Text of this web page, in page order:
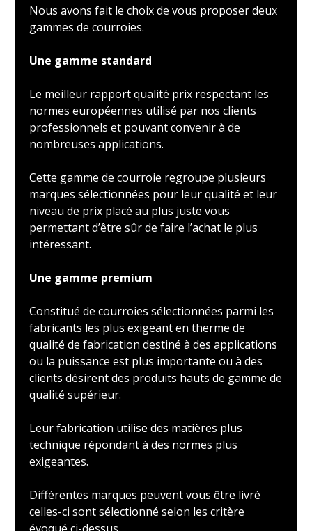
Nous avons fait le choix de vous proposer deux
gammes de courroies.
Une gamme standard
Le meilleur rapport qualité prix respectant les
normes européennes utilisé par nos clients
professionnels et pouvant convenir à de
nombreuses applications.
Cette gamme de courroie regroupe plusieurs
marques sélectionnées pour leur qualité et leur
niveau de prix placé au plus juste vous
permettant d’être sûr de faire l’achat le plus
intéressant.
Une gamme premium
Constitué de courroies sélectionnées parmi les
fabricants les plus exigeant en therme de
qualité de fabrication destiné à des applications
ou la puissance est plus importante ou à des
clients désirent des produits hauts de gamme de
qualité supérieur.
Leur fabrication utilise des matières plus
technique répondant à des normes plus
exigeantes.
Différentes marques peuvent vous être livré
celles-ci sont sélectionné selon les critère